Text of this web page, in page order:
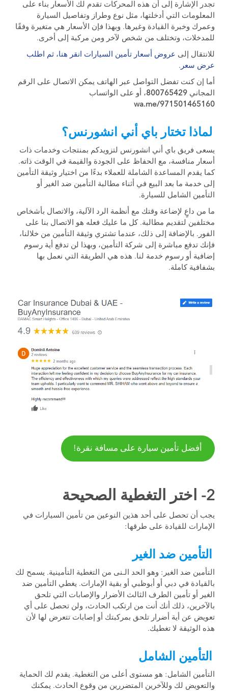
تجدر الإشارة إلى أن هذه المحركات تقدم لك الأسعار بناء على
المعلومات التي أدخلتها، مثل نوع وطراز وتفاصيل السيارة
وعمرك وخبرة القيادة وغيرها. وبهذا فإن الأسعار هي متغيرة وفقًا
للمدخلات، وتختلف من شخص لآخر ومن مركبة إلى أخرى.
للانتقال إلى عروض أسعار تأمين السيارات انقر هنا، ثم اطلب
عرض سعر .
أما إن كنت تفضل التواصل عبر الهاتف يمكن الاتصال على الرقم
المجاني800765429، أو على الواتساب
wa.me/971501465160
لماذا تختار باي أني انشورنس؟
يسعى فريق باي أني انشورنس لتزويدكم بمنتجات وخدمات ذات
أسعار منافسة، مع الحفاظ على الجودة والقيمة في الوقت ذاته.
كما يقدم المساعدة الشاملة للعملاء بدءًا من اختيار وثيقة التأمين
إلى خدمة ما بعد البيع في أثناء مطالبة التأمين ضد الغير أو
التأمين الشامل للسيارة.
ما من داعٍ لإضاعة وقتك مع أنظمة الرد الآلية، والاتصال بأشخاص
مختلفين لتقديم مطالبة. كل ما عليك فعله هو الاتصال بنا على
الفور. بالإضافة إلى ذلك، عندما تشتري وثيقة التأمين من خلالنا،
فإنك تدفع مباشرة إلى شركة التأمين، وبهذا لن تدفع أية رسوم
إضافية أو رسوم خدمة لنا. هذه هي الطريقة التي نعمل بها
بشفافية كاملة.
أفضل تأمين سيارة على مسافة نقرة!
2- اختر التغطية الصحيحة
يجب أن تحصل على أحد هذين النوعين من تأمين السيارات في
الإمارات للقيادة على طرقها:
التأمين ضد الغير
التأمين ضد الغير: وهو الحد الـنى من التغطية التأمينية. يسمح لك
بالقيادة في دبي أو أبوظبي أو بقية الإمارات. يغطي التأمين ضد
الغير أو تأمين الطرف الثالث الأضرار والإصابات التي تلحق
بالآخرين، ذلك أنك أنت من ارتكب الحادث، ولن تحصل على أي
تعويض عن أية أضرار تلحق بمركبتك أو إصابات تتعرض لها لأن
هذه الوثيقة لا تغطيك.
التأمين الشامل
التأمين الشامل: هو مستوى أعلى من التغطية. يقدم لك الحماية
والتعويض لك وللآخرين المتضررين من وقوع الحادث. يمكنك